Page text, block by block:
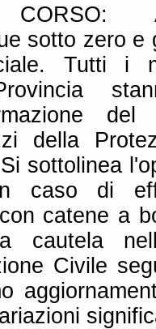
sotto zero
Tutti i
del
della
sottolinea
caso di
catene a
cautela
Civile